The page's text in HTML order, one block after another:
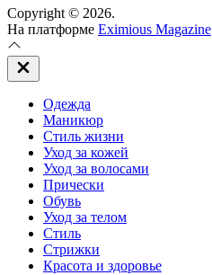
Copyright © 2026.
На платформе Eximious Magazine
Закрыть
вне
Одежда
Маникюр
Стиль жизни
Уход за кожей
Уход за волосами
Прически
Обувь
Уход за телом
Стиль
Стрижки
Красота и здоровье